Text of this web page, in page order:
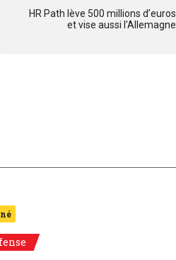
HR Path lève 500 millions d’euros
et vise aussi l’Allemagne